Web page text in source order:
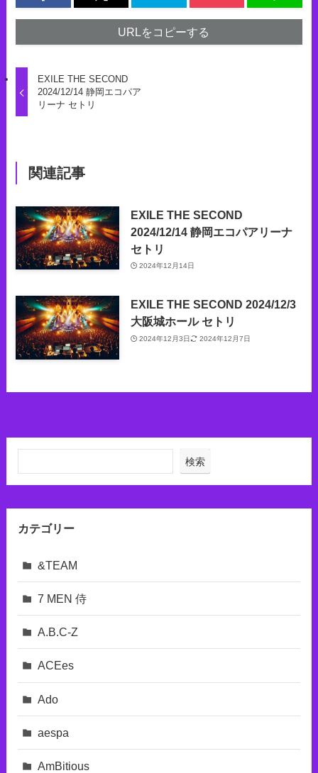
URLをコピーする
EXILE THE SECOND
2024/12/14 静岡エコパア
リーナ セトリ
関連記事
EXILE THE SECOND
2024/12/14 静岡エコパアリーナ
セトリ
2024年12月14日
EXILE THE SECOND 2024/12/3
大阪城ホール セトリ
2024年12月3日 2024年12月7日
検索
カテゴリー
&TEAM
7 MEN 侍
A.B.C-Z
ACEes
Ado
aespa
AmBitious